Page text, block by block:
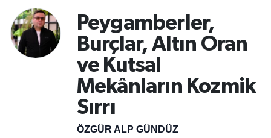
Peygamberler,
Burçlar, Altın Oran
ve Kutsal
Mekânların Kozmik
Sırrı
ÖZGÜR ALP GÜNDÜZ
SPOR
ÇEVRE
BİLİM - TEKNOLOJİ